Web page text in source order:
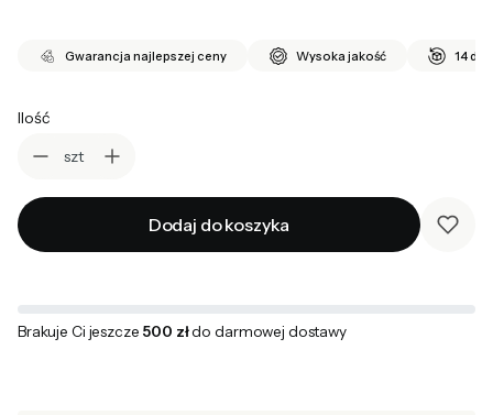
Gwarancja najlepszej ceny Wysoka jakość 14 dni
Ilość
szt
Dodaj do koszyka
Brakuje Ci jeszcze 500 złdo darmowej dostawy